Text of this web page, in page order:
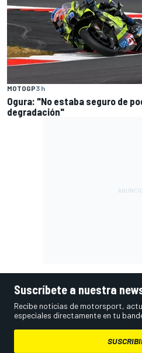
MOTOGP3 h
Ogura: "No estaba seguro de
degradación"
Suscríbete a nuestra
Recibe noticias de motorsport,
especiales directamente en tu